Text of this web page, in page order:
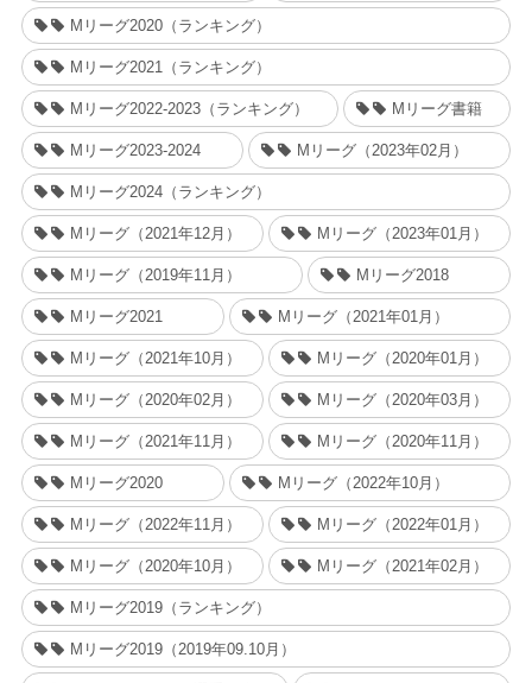
Mリーグ2020（ランキング）
Mリーグ2021（ランキング）
Mリーグ2022-2023（ランキング） Mリーグ書籍
Mリーグ2023-2024 Mリーグ（2023年02月）
Mリーグ2024（ランキング）
Mリーグ（2021年12月） Mリーグ（2023年01月）
Mリーグ（2019年11月） Mリーグ2018
Mリーグ2021 Mリーグ（2021年01月）
Mリーグ（2021年10月） Mリーグ（2020年01月）
Mリーグ（2020年02月） Mリーグ（2020年03月）
Mリーグ（2021年11月） Mリーグ（2020年11月）
Mリーグ2020 Mリーグ（2022年10月）
Mリーグ（2022年11月） Mリーグ（2022年01月）
Mリーグ（2020年10月） Mリーグ（2021年02月）
Mリーグ2019（ランキング）
Mリーグ2019（2019年09.10月）